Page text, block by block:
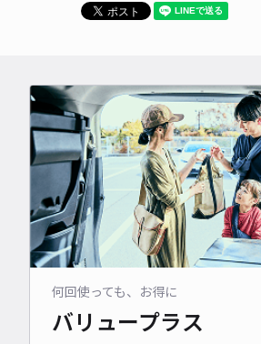
何回使っても、お得に
バリュープラス